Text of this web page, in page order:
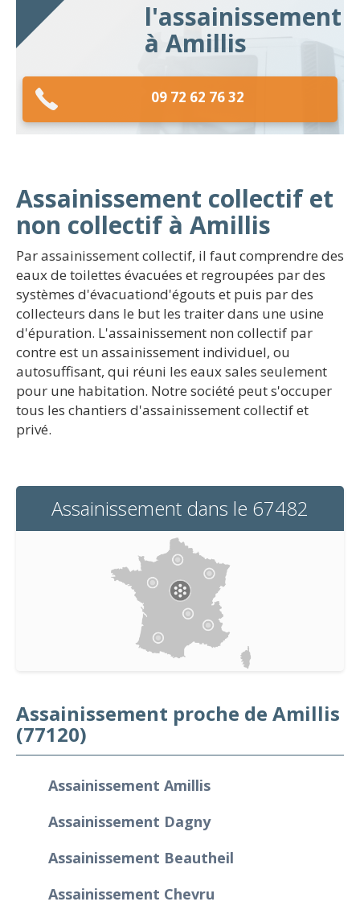
l'assainissement
à Amillis
09 72 62 76 32
Assainissement collectif et
non collectif à Amillis
Par assainissement collectif, il faut comprendre des
eaux de toilettes évacuées et regroupées par des
systèmes d'évacuationd'égouts et puis par des
collecteurs dans le but les traiter dans une usine
d'épuration. L'assainissement non collectif par
contre est un assainissement individuel, ou
autosuffisant, qui réuni les eaux sales seulement
pour une habitation. Notre société peut s'occuper
tous les chantiers d'assainissement collectif et
privé.
Assainissement dans le 67482
Assainissement proche de Amillis
(77120)
Assainissement Amillis
Assainissement Dagny
Assainissement Beautheil
Assainissement Chevru